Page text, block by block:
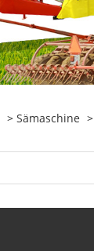
> Sämaschine >